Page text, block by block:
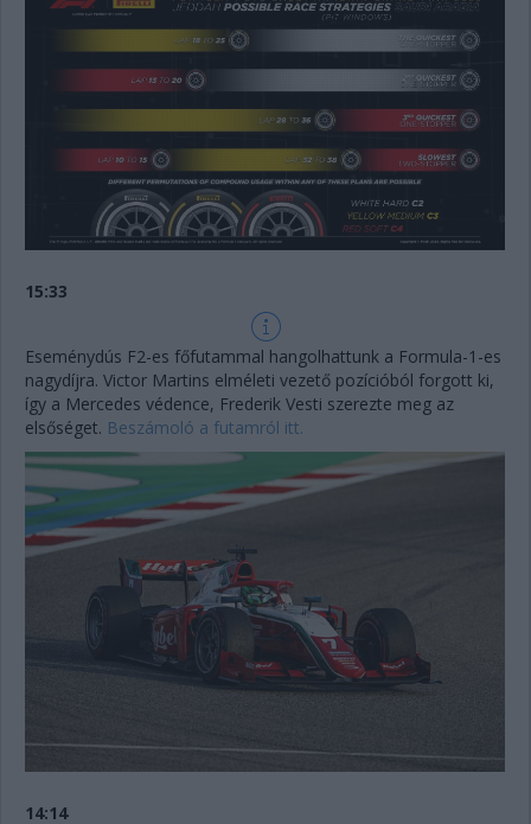
15:33
Eseménydús F2-es főfutammal hangolhattunk a Formula-1-es
nagydíjra. Victor Martins elméleti vezető pozícióból forgott ki,
így a Mercedes védence, Frederik Vesti szerezte meg az
elsőséget. Beszámoló a futamról itt.
14:14